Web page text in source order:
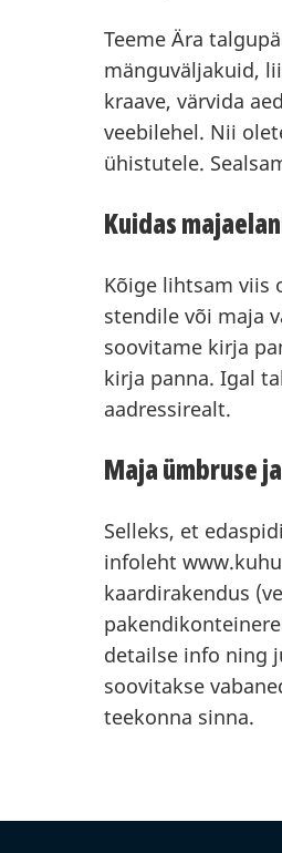
Teeme Ära
mänguväljakuid,
kraave, värvida
veebilehel. Nii
ühistutele.
Kuidas
Kõige lihtsam viis
stendile või maja
soovitame kirja
kirja panna. Igal
aadressirealt.
Maja ümbruse
Selleks, et
infoleht
kaardirakendus
detailse info ning
soovitakse
teekonna sinna.